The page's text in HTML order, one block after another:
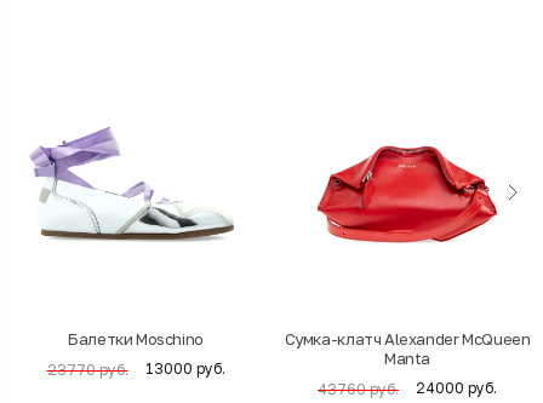
Балетки Moschino
23770 руб. 13000 руб.
Cумка-клатч Alexander McQueen
Manta
43760 руб. 24000 руб.